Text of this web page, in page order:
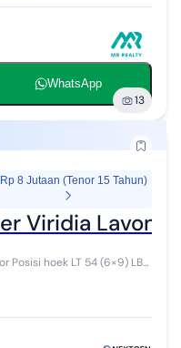
WhatsApp
13
Rp 8 Jutaan (Tenor 15 Tahun)
Viridia Lavon
Posisi hoek LT 54 (6×9) LB
kamar dengan